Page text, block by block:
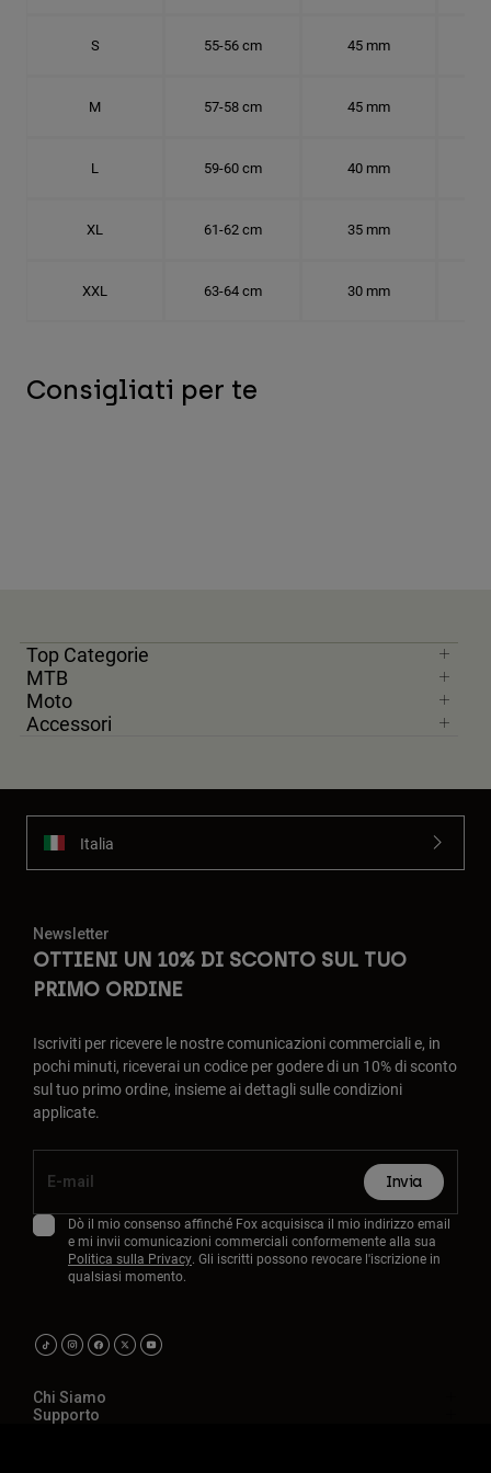
S 55-56 cm 45 mm
M 57-58 cm 45 mm
L 59-60 cm 40 mm
XL 61-62 cm 35 mm
XXL 63-64 cm 30 mm
Consigliati per te
Top Categorie
MTB
Moto
Accessori
Italia
Newsletter
OTTIENI UN 10% DI SCONTO SUL TUO
PRIMO ORDINE
Iscriviti per ricevere le nostre comunicazioni commerciali e, in
pochi minuti, riceverai un codice per godere di un 10% di sconto
sul tuo primo ordine, insieme ai dettagli sulle condizioni
applicate.
Invia
Dò il mio consenso affinché Fox acquisisca il mio indirizzo email
e mi invii comunicazioni commerciali conformemente alla sua
Politica sulla Privacy. Gli iscritti possono revocare l'iscrizione in
qualsiasi momento.
Chi Siamo
Supporto